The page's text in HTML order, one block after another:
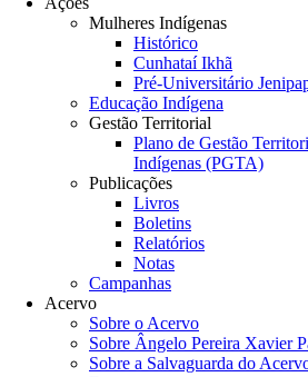
Mulheres Indígenas
Histórico
Cunhataí Ikhã
Pré-Universitário
Educação Indígena
Gestão Territorial
Plano de Gestão
Indígenas (PGTA)
Publicações
Livros
Boletins
Relatórios
Notas
Campanhas
Acervo
Sobre o Acervo
Sobre Ângelo Pereira Xavier
Sobre a Salvaguarda do